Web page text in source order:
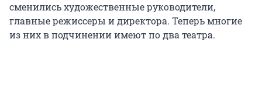
сменились художественные руководители,
главные режиссеры и директора. Теперь многие
из них в подчинении имеют по два театра.